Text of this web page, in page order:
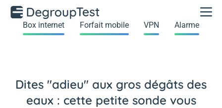
Box internet Forfait mobile VPN Alarme
Dites "adieu" aux gros dégâts des
eaux : cette petite sonde vous